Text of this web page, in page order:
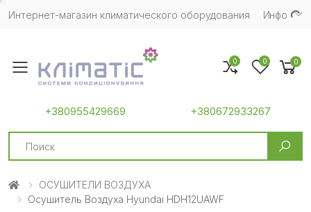
Интернет-магазин климатического оборудования Инфо
Toggle mobile menu
+380955429669 +380672933267
Search
0 0 0
ОСУШИТЕЛИ ВОЗДУХА
Осушитель Воздуха Hyundai HDH12UAWF